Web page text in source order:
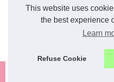
This website uses
the best experience
Learn
Refuse Cookie
Comment l'IA Révolutionne le...